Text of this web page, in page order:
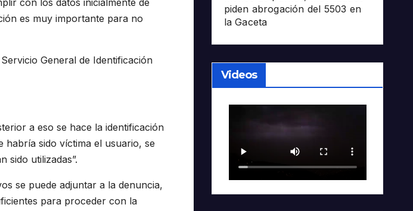
con los datos inicialmente de
es muy importante para no
General de Identificación
a eso se hace la identificación
habría sido víctima el usuario, se
sido utilizadas”.
se puede adjuntar a la denuncia,
para proceder con la
piden abrogación del 5503 en
la Gaceta
Videos